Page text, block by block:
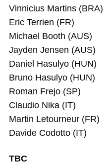
Vinnicius Martins (BRA)
Eric Terrien (FR)
Michael Booth (AUS)
Jayden Jensen (AUS)
Daniel Hasulyo (HUN)
Bruno Hasulyo (HUN)
Roman Frejo (SP)
Claudio Nika (IT)
Martin Letourneur (FR)
Davide Codotto (IT)
TBC